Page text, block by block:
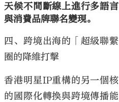
天候不間斷線上進行多語
與消費品牌聯名變現。
四、跨境出海的「超級聯
圈的降維打擊
香港明星IP重構的另一個
的國際化轉換與跨境傳播